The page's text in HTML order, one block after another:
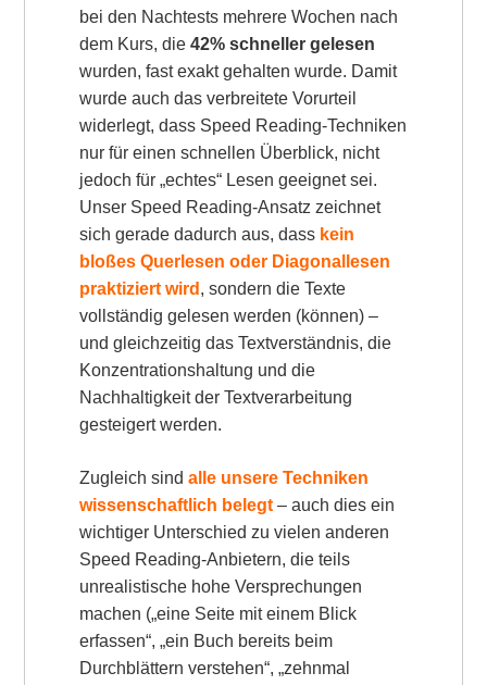
bei den Nachtests mehrere Wochen nach
dem Kurs, die42% schneller gelesen
wurden, fast exakt gehalten wurde. Damit
wurde auch das verbreitete Vorurteil
widerlegt, dass Speed Reading-Techniken
nur für einen schnellen Überblick, nicht
jedoch für „echtes“ Lesen geeignet sei.
Unser Speed Reading-Ansatz zeichnet
sich gerade dadurch aus, dass kein
bloßes Querlesen oder Diagonallesen
praktiziert wird , sondern die Texte
vollständig gelesen werden (können) –
und gleichzeitig das Textverständnis, die
Konzentrationshaltung und die
Nachhaltigkeit der Textverarbeitung
gesteigert werden.
Zugleich sindalle unsere Techniken
wissenschaftlich belegt – auch dies ein
wichtiger Unterschied zu vielen anderen
Speed Reading-Anbietern, die teils
unrealistische hohe Versprechungen
machen („eine Seite mit einem Blick
erfassen“, „ein Buch bereits beim
Durchblättern verstehen“, „zehnmal